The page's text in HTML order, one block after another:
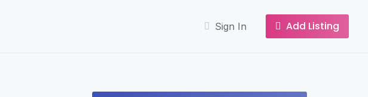
Sign In Add Listing